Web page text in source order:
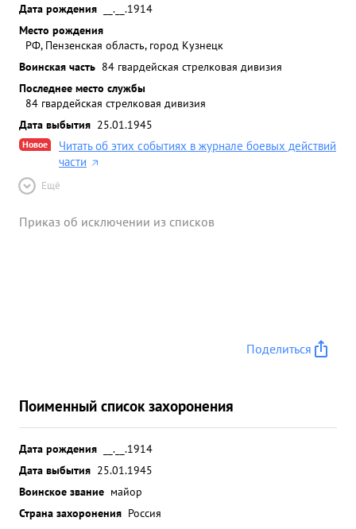
Дата рождения
__.__.1914
Место рождения
РФ, Пензенская область, город Кузнецк
Воинская часть 84 гвардейская стрелковая дивизия
Последнее место службы
84 гвардейская стрелковая дивизия
Дата выбытия 25.01.1945
Новое
Читать об этих событиях в журнале боевых действий
части
Ещё
Приказ об исключении из списков
Поделиться
Поименный список захоронения
Дата рождения
__.__.1914
Дата выбытия 25.01.1945
Воинское звание майор
Страна захоронения Россия